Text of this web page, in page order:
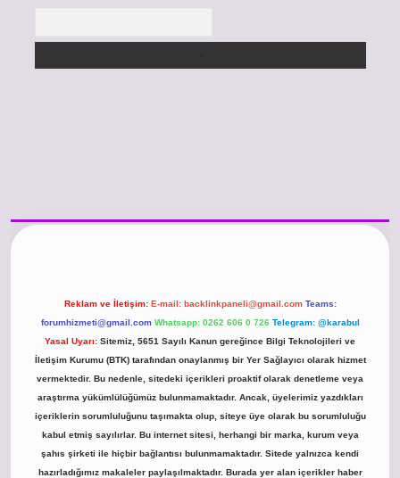
Reklam ve İletişim: E-mail: backlinkpaneli@gmail.com Teams:
forumhizmeti@gmail.com Whatsapp: 0262 606 0 726 Telegram: @karabul
Yasal Uyarı: Sitemiz, 5651 Sayılı Kanun gereğince Bilgi Teknolojileri ve
İletişim Kurumu (BTK) tarafından onaylanmış bir Yer Sağlayıcı olarak hizmet
vermektedir. Bu nedenle, sitedeki içerikleri proaktif olarak denetleme veya
araştırma yükümlülüğümüz bulunmamaktadır. Ancak, üyelerimiz yazdıkları
içeriklerin sorumluluğunu taşımakta olup, siteye üye olarak bu sorumluluğu
kabul etmiş sayılırlar. Bu internet sitesi, herhangi bir marka, kurum veya
şahıs şirketi ile hiçbir bağlantısı bulunmamaktadır. Sitede yalnızca kendi
hazırladığımız makaleler paylaşılmaktadır. Burada yer alan içerikler haber